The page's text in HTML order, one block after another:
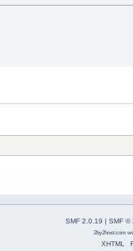
SMF 2.0.19 | SMF ©
2by2host.com
XHTML